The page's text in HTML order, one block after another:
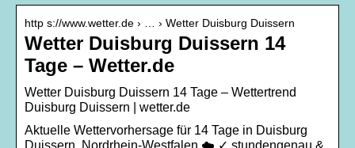
http s://www.wetter.de › … › Wetter Duisburg Duissern
Wetter Duisburg Duissern 14
Tage – Wetter.de
Wetter Duisburg Duissern 14 Tage – Wettertrend
Duisburg Duissern | wetter.de
Aktuelle Wettervorhersage für 14 Tage in Duisburg
Duissern, Nordrhein-Westfalen ☁️ ✓ stundengenau &